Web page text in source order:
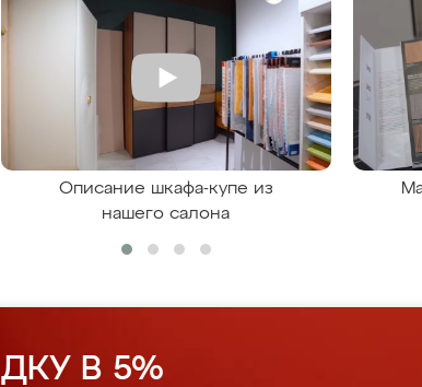
Описание шкафа-купе из
нашего салона
В 5%